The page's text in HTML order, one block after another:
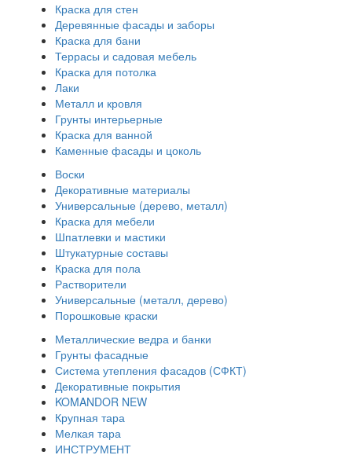
Краска для стен
Деревянные фасады и заборы
Краска для бани
Террасы и садовая мебель
Краска для потолка
Лаки
Металл и кровля
Грунты интерьерные
Краска для ванной
Каменные фасады и цоколь
Воски
Декоративные материалы
Универсальные (дерево, металл)
Краска для мебели
Шпатлевки и мастики
Штукатурные составы
Краска для пола
Растворители
Универсальные (металл, дерево)
Порошковые краски
Металлические ведра и банки
Грунты фасадные
Система утепления фасадов (СФКТ)
Декоративные покрытия
KOMANDOR NEW
Крупная тара
Мелкая тара
ИНСТРУМЕНТ